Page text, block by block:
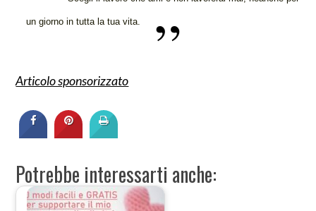
un giorno in tutta la tua vita.
Articolo sponsorizzato
Potrebbe interessarti anche: